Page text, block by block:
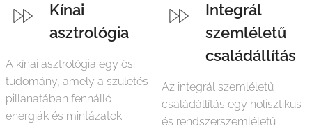
Kínai
asztrológia
A kínai asztrológia egy ősi
tudomány, amely a születés
pillanatában fennálló
energiák és mintázatok
Integrál
szemléletű
családállítás
Az integrál szemléletű
családállítás egy holisztikus
és rendszerszemléletű